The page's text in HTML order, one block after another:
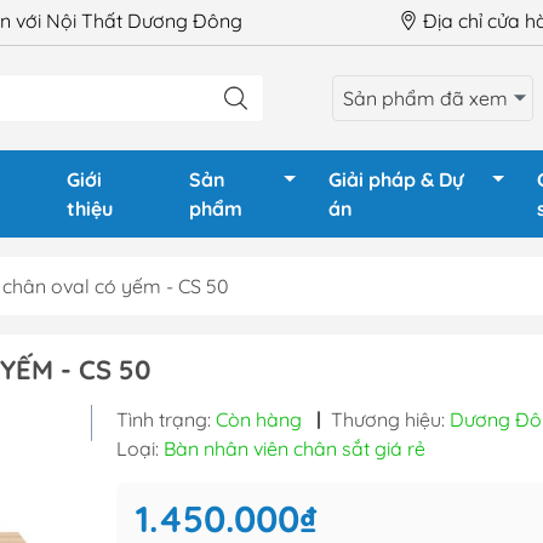
với Nội Thất Dương Đông Địa chỉ cửa
Sản phẩm đã xem
Giới
thiệu
Sản
phẩm
ĐỐC
Ghế chân quỳ
Ghế gấp - Ghế training
trường
Tủ
Tủ tài liệu
Giải pháp & Dự
án
oval có yếm - CS 50
- CS 50
Tình trạng: Còn hàng | Thương hiệu: Dương
Loại: Bàn nhân viên chân sắt giá rẻ
1.450.000₫